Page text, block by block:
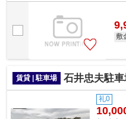
敷
賃貸 | 駐車場 石井忠夫駐
礼0